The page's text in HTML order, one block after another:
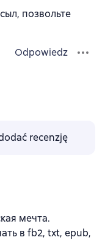
позвольте
Odpowiedz
recenzję
мечта.
в fb2, txt, epub,